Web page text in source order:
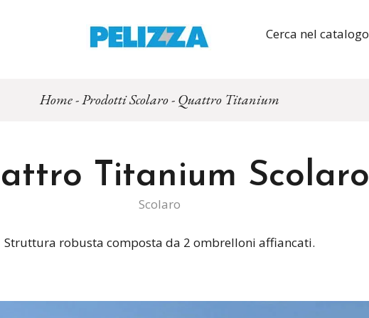
Cerca nel catalogo
Home-Prodotti Scolaro-Quattro Titanium
Titanium Scolaro
Scolaro
Struttura robusta composta da 2 ombrelloni affiancati.